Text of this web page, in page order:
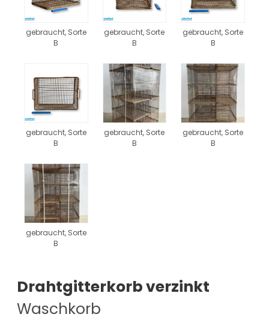
gebraucht, Sorte
B
gebraucht, Sorte
B
gebraucht, Sorte
B
gebraucht, Sorte
B
gebraucht, Sorte
B
gebraucht, Sorte
B
gebraucht, Sorte
B
Drahtgitterkorb verzinkt
Waschkorb